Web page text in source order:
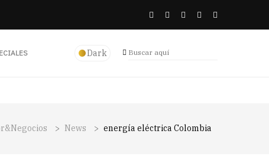
Dark
> News > energía eléctrica Colombia